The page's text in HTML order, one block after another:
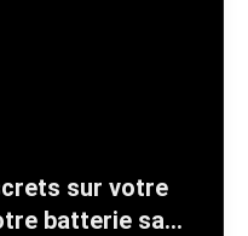
sur votre
batterie sans